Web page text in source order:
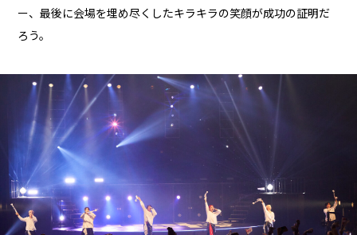
ー、最後に会場を埋め尽くしたキラキラの笑顔が成功の証明だ
ろう。